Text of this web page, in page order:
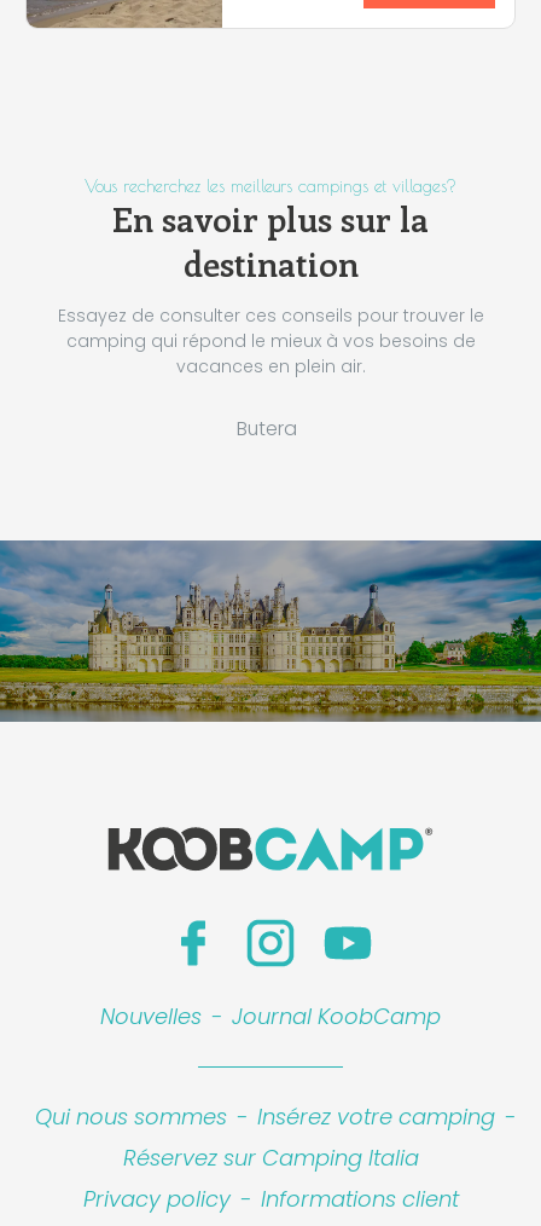
Vous recherchez les meilleurs campings et villages?
En savoir plus sur la
destination
Essayez de consulter ces conseils pour trouver le
camping qui répond le mieux à vos besoins de
vacances en plein air.
Butera
Nouvelles - Journal KoobCamp
Qui nous sommes - Insérez votre camping -
Réservez sur Camping Italia
Privacy policy - Informations client